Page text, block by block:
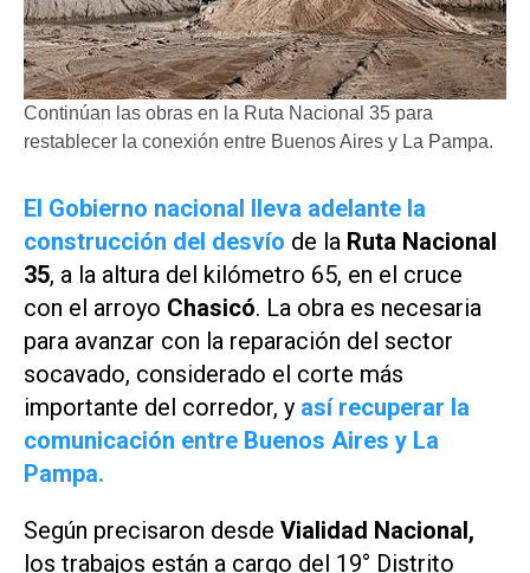
Continúan las obras en la Ruta Nacional 35 para
restablecer la conexión entre Buenos Aires y La Pampa.
El Gobierno nacional lleva adelante la
construcción del desvío de la Ruta Nacional
35, a la altura del kilómetro 65, en el cruce
con el arroyo Chasicó. La obra es necesaria
para avanzar con la reparación del sector
socavado, considerado el corte más
importante del corredor, y así recuperar la
comunicación entre Buenos Aires y La
Pampa.
Según precisaron desde Vialidad Nacional,
los trabajos están a cargo del 19° Distrito